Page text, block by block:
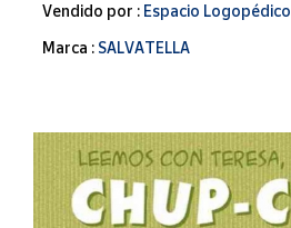
Correos
Juguetes y
Merchandising
y regalos
Tienda de
Correos
Vendido por : Espacio Logopédico
Marca : SALVATELLA